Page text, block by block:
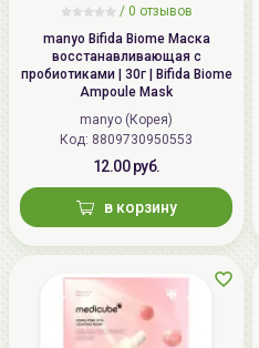
/ 0 отзывов
manyo Bifida Biome Маска
восстанавливающая с
пробиотиками | 30г | Bifida Biome
Ampoule Mask
manyo (Корея)
Код: 8809730950553
12.00 руб.
в корзину